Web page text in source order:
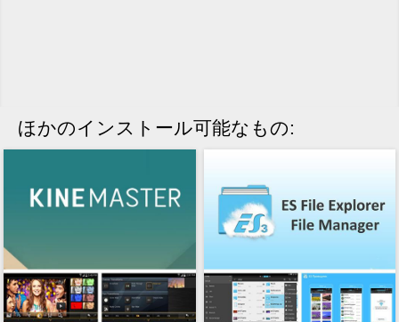
ほかのインストール可能なもの: